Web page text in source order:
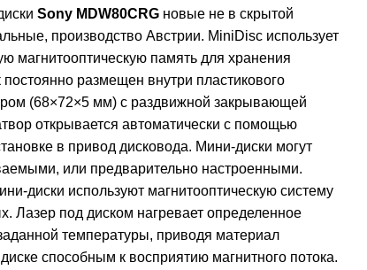
Sony MDW80CRGновые не в скрытой
производство Австрии. MiniDisc использует
магнитооптическую память для хранения
размещен внутри пластикового
(68×72×5 мм) с раздвижной закрывающей
открывается автоматически с помощью
в привод дисковода. Мини-диски могут
или предварительно настроенными.
диски используют магнитооптическую систему
Лазер под диском нагревает определенное
температуры, приводя материал
способным к восприятию магнитного потока.